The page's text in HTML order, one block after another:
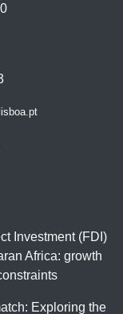
Investment (FDI)
Africa: growth
Exploring the